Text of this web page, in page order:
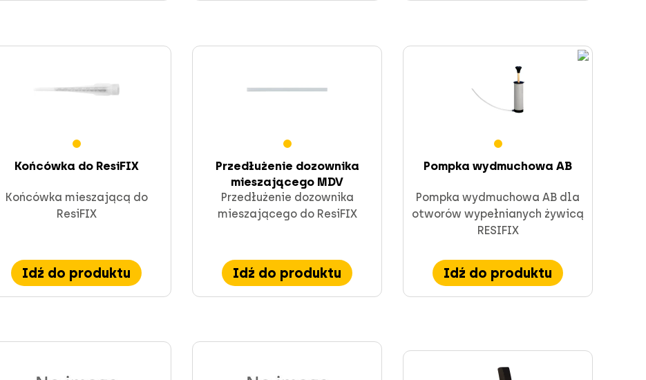
Końcówka do ResiFIX
Końcówka mieszającą do
ResiFIX
Idź do produktu
Przedłużenie dozownika
mieszającego MDV
Przedłużenie dozownika
mieszającego do ResiFIX
Idź do produktu
Pompka wydmuchowa AB
Pompka wydmuchowa AB dla
otworów wypełnianych żywicą
RESIFIX
Idź do produktu